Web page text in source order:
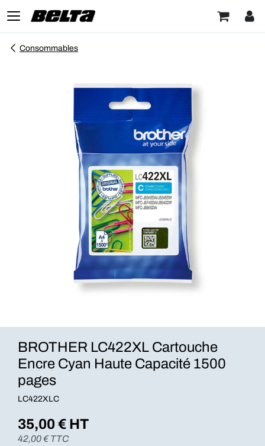
Consommables
BROTHER LC422XL Cartouche
Encre Cyan Haute Capacité 1500
pages
LC422XLC
35,00€ HT
42,00€ TTC